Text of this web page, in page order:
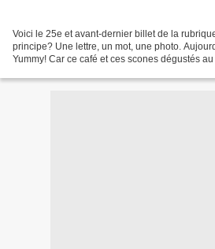
Voici le 25e et avant-dernier billet de la
principe? Une lettre, un mot, une photo.
Yummy! Car ce café et ces scones dégustés